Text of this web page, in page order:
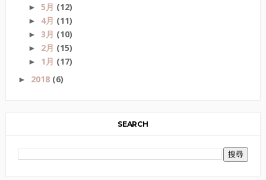
► 5月 (12)
► 4月 (11)
► 3月 (10)
► 2月 (15)
► 1月 (17)
► 2018 (6)
SEARCH